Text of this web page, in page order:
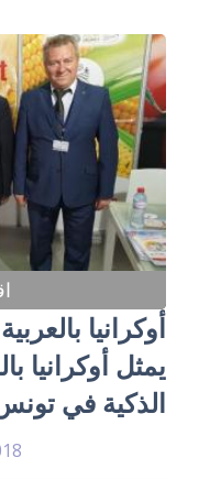
يمثل أوكرانيا
الذكية في